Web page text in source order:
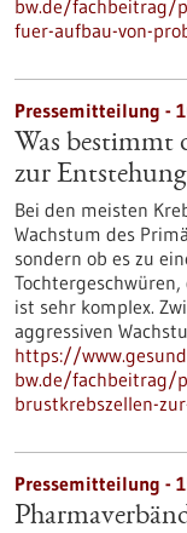
bw.de/fachbeitrag/
fuer-aufbau-von-
Pressemitteilung -
Was bestimmt
zur
Bei den meisten
Wachstum des
sondern ob es zu
ist sehr komplex.
aggressiven
https://
bw.de/fachbeitrag/
brustkrebszellen-
Pressemitteilung -